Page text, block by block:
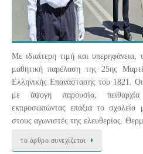
Με ιδιαίτερη τιμή και
μαθητική παρέλαση της 25ης
Ελληνικής Επανάστασης του 1821.
με άψογη παρουσία,
εκπροσωπώντας επάξια το
στους αγωνιστές της ελευθερίας.
το άρθρο συνεχίζεται